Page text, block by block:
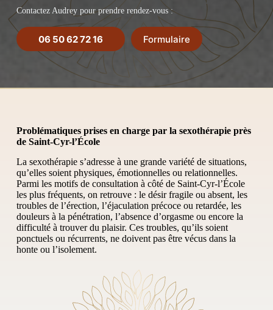
Contactez Audrey pour prendre rendez-vous :
06 50 62 72 16 Formulaire
Problématiques prises en charge par la sexothérapie près
de Saint-Cyr-l’École
La sexothérapie s’adresse à une grande variété de situations,
qu’elles soient physiques, émotionnelles ou relationnelles.
Parmi les motifs de consultation à côté de Saint-Cyr-l’École
les plus fréquents, on retrouve : le désir fragile ou absent, les
troubles de l’érection, l’éjaculation précoce ou retardée, les
douleurs à la pénétration, l’absence d’orgasme ou encore la
difficulté à trouver du plaisir. Ces troubles, qu’ils soient
ponctuels ou récurrents, ne doivent pas être vécus dans la
honte ou l’isolement.